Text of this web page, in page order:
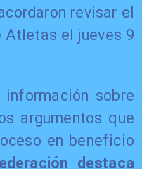
revisar el
Atletas el jueves 9
sobre
argumentos que
en beneficio
destaca